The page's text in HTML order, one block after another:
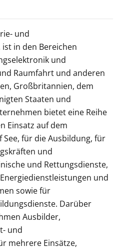
und
in den Bereichen
und
Raumfahrt und anderen
Großbritannien, dem
Staaten und
bietet eine Reihe
Einsatz auf dem
See, für die Ausbildung, für
und
und Rettungsdienste,
und
sowie für
Darüber
Ausbilder,
und
mehrere Einsätze,